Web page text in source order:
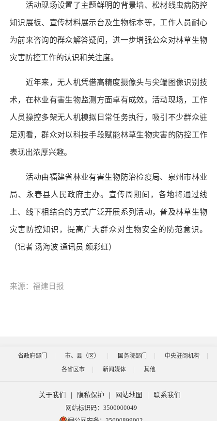
活动现场设置了主题鲜明的背景墙、松材线虫病防控
知识展板、宣传材料展示台及生物标本等，工作人员耐心
为前来咨询的群众解答疑问，进一步增强公众对林草生物
灾害防控工作的认识和关注度。
近年来，无人机凭借高精度摄像头与尖端图像识别技
术，在林业有害生物监测方面卓有成效。活动现场，工作
人员操控多架无人机模拟日常任务执行，吸引不少群众驻
足观看，群众对以科技手段赋能林草生物灾害的防控工作
表现出浓厚兴趣。
活动由福建省林业有害生物防治检疫局、泉州市林业
局、永春县人民政府主办。宣传周期间，各地将通过线
上、线下相结合的方式广泛开展系列活动，普及林草生物
灾害防控知识，提高广大群众对生物安全的防范意识。
（记者 汤海波 通讯员 颜彩虹）
来源：福建日报
省政府部门 市、县（区） 国务院部门
中央驻闽机构
各省区市
新闻媒体 其他
关于我们 隐私保护 网站地图
联系我们
网站标识码：3500000049